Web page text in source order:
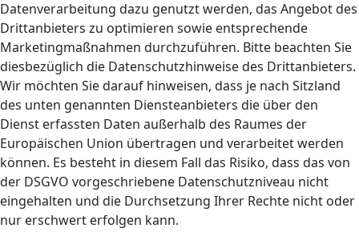
Datenverarbeitung dazu genutzt werden, das Angebot des
Drittanbieters zu optimieren sowie entsprechende
Marketingmaßnahmen durchzuführen. Bitte beachten Sie
diesbezüglich die Datenschutzhinweise des Drittanbieters.
Wir möchten Sie darauf hinweisen, dass je nach Sitzland
des unten genannten Diensteanbieters die über den
Dienst erfassten Daten außerhalb des Raumes der
Europäischen Union übertragen und verarbeitet werden
können. Es besteht in diesem Fall das Risiko, dass das von
der DSGVO vorgeschriebene Datenschutzniveau nicht
eingehalten und die Durchsetzung Ihrer Rechte nicht oder
nur erschwert erfolgen kann.